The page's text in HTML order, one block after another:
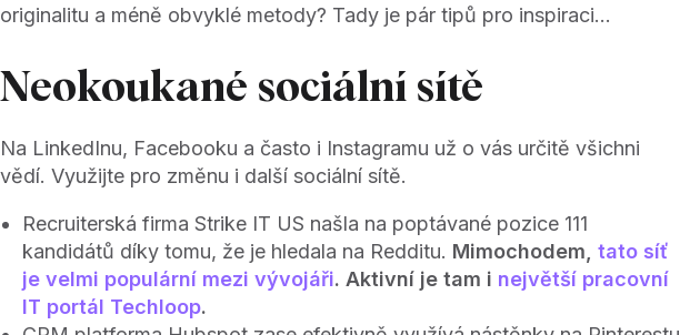
originalitu a méně obvyklé metody? Tady je pár tipů pro inspiraci…
Neokoukané sociální sítě
Na LinkedInu, Facebooku a často i Instagramu už o vás určitě všichni
vědí. Využijte pro změnu i další sociální sítě.
Recruiterská firma Strike IT US našla na poptávané pozice 111
kandidátů díky tomu, že je hledala na Redditu. Mimochodem, tato síť
je velmi populární mezi vývojáři. Aktivní je tam i největší pracovní
IT portál Techloop.